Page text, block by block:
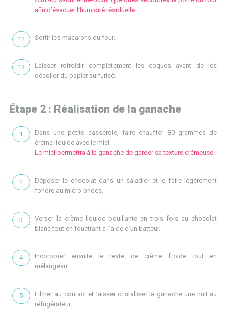
afin d’évacuer l’humidité résiduelle.
Sortir les macarons du four.
Laisser refroidir complètement les coques avant de les
décoller du papier sulfurisé.
Étape 2 : Réalisation de la ganache
Dans une petite casserole, faire chauffer 80 grammes de
crème liquide avec le miel.
Le miel permettra à la ganache de garder sa texture crémeuse.
Déposer le chocolat dans un saladier et le faire légèrement
fondre au micro-ondes.
Verser la crème liquide bouillante en trois fois au chocolat
blanc tout en fouettant à l’aide d’un batteur.
Incorporer ensuite le reste de crème froide tout en
mélangeant.
Filmer au contact et laisser cristalliser la ganache une nuit au
réfrigérateur.